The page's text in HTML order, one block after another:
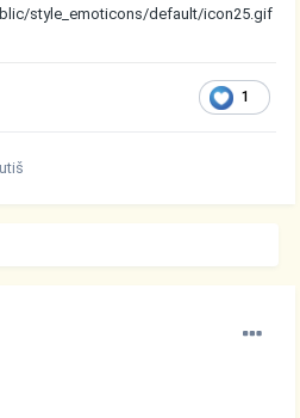
style_emoticons/default/icon25.gif
1